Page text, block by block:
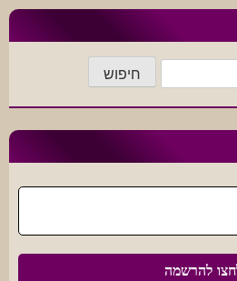
האופניים